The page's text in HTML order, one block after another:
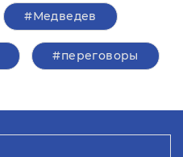
#Медведев
#переговоры